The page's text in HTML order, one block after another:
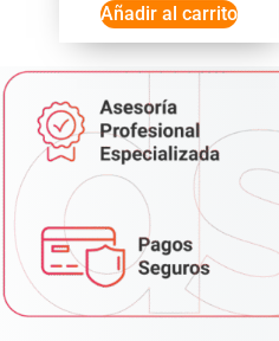
Añadir al carrito